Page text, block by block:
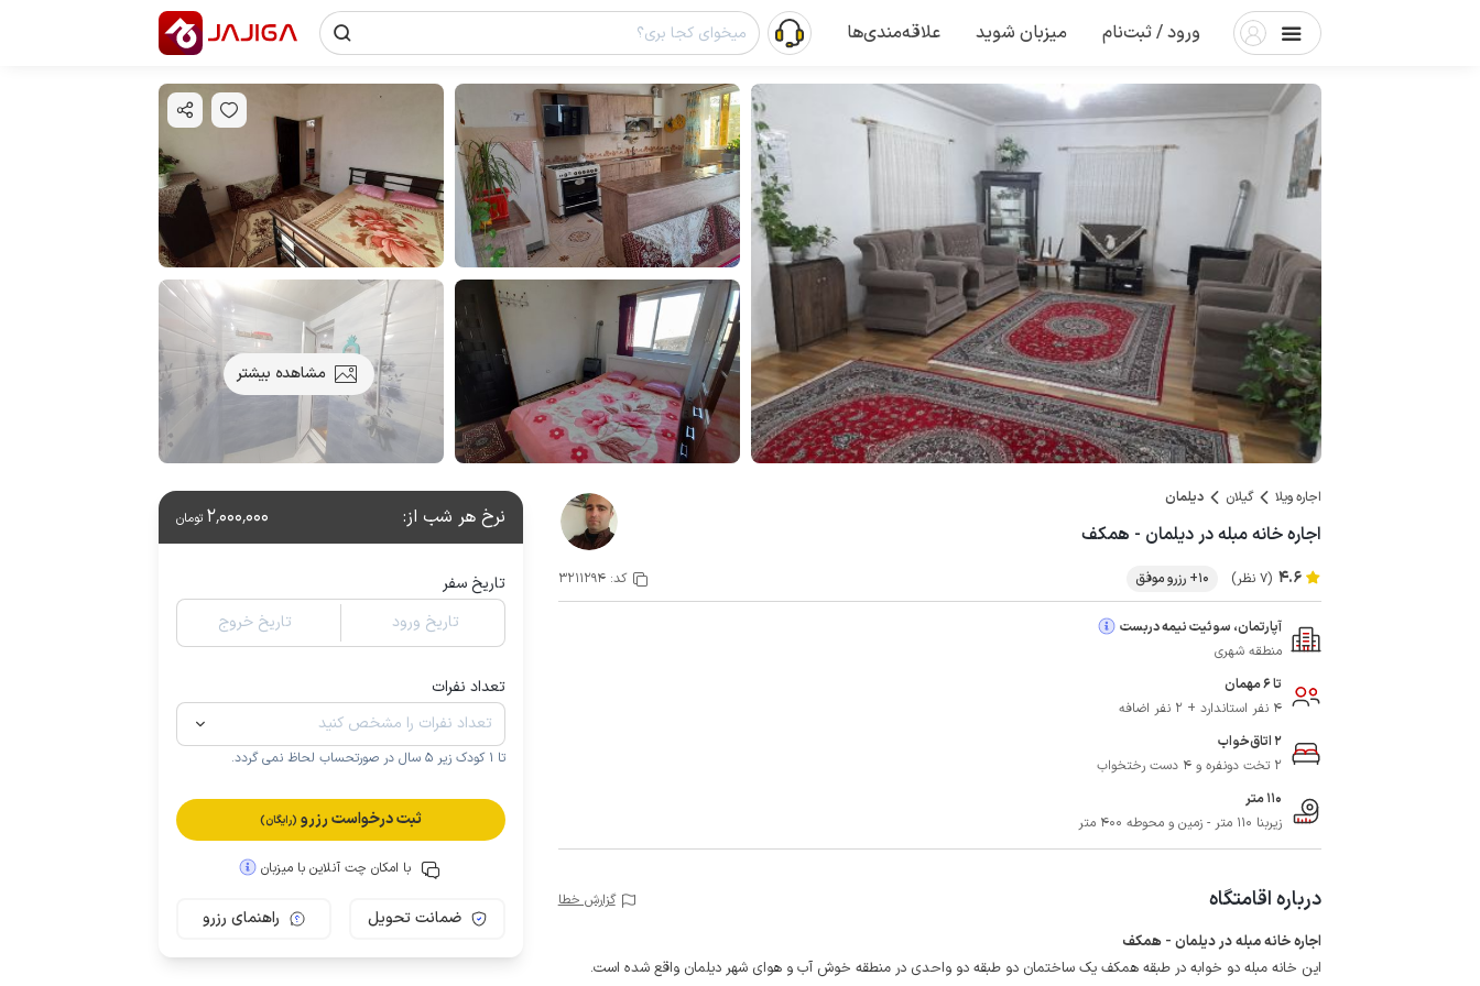
ورود / ثبت‌نام میزبان شوید علاقه‌مندی‌ها
مشاهده بیشتر
اجاره ویلا گیلان دیلمان
اجاره خانه مبله در دیلمان - همکف
4.6 (7 نظر) 10+ رزرو موفق کد:3211294
آپارتمان، سوئیت نیمه دربست
منطقه شهری
تا 6 مهمان
4 نفر استاندارد + 2 نفر اضافه
2 اتاق‌خواب
2 تخت دونفره و 4 دست رختخواب
110 متر
زیربنا 110 متر - زمین و محوطه 400 متر
درباره اقامتگاه گزارش خطا
اجاره خانه مبله در دیلمان - همکف
این خانه مبله دو خوابه در طبقه همکف یک ساختمان دو طبقه دو واحدی در منطقه خوش آب و هوای شهر دیلمان واقع شده است.
نرخ هر شب از: 2٬000٬000 تومان
تاریخ سفر
تاریخ ورود
تاریخ خروج
تعداد نفرات
تا 1 کودک زیر 5 سال در صورتحساب لحاظ نمی گردد.
ثبت درخواست رزرو (رایگان)
با امکان چت آنلاین با میزبان
ضمانت تحویل راهنمای رزرو